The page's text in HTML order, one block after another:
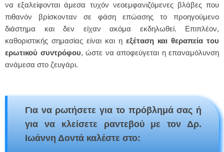
να εξαλείφονται άμεσα τυχόν νεοεμφανιζόμενες βλάβες που
πιθανόν βρίσκονταν σε φάση επώασης το προηγούμενο
διάστημα και δεν είχαν ακόμα εκδηλωθεί. Επιπλέον,
καθοριστικής σημασίας είναι και η εξέταση και θεραπεία του
ερωτικού συντρόφου, ώστε να αποφεύγεται η επαναμόλυνση
ανάμεσα στο ζευγάρι.
Για να ρωτήσετε για το πρόβλημά σας ή
για να κλείσετε ραντεβού με τον Δρ.
Ιωάννη Δοντά καλέστε στο: